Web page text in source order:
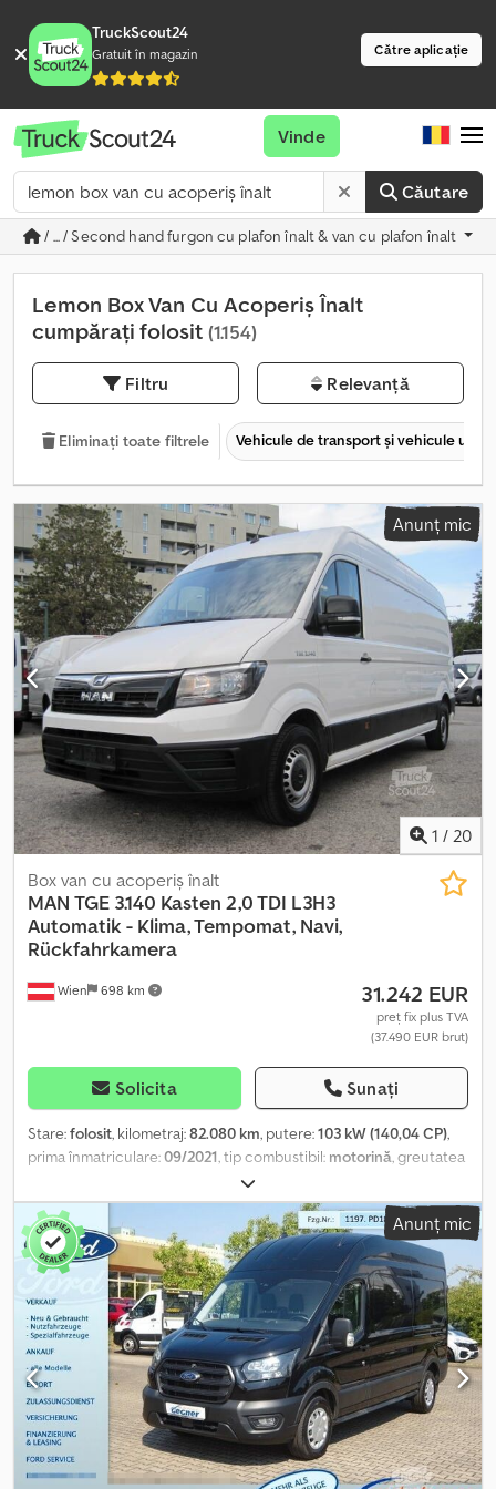
TruckScout24
Gratuit în magazin Către aplicație
Căutare
Vinde
/ ... / Second hand furgon cu plafon înalt & van cu plafon înalt
Lemon Box Van Cu Acoperiș Înalt
cumpărați folosit (1.154)
Filtru Relevanță
Eliminați toate filtrele Vehicule de transport şi vehicule
Anunț mic
1 / 20
Wien 698 km
Box van cu acoperiș înalt
MAN TGE 3.140 Kasten 2,0 TDI L3H3
Automatik - Klima, Tempomat, Navi,
Rückfahrkamera
31.242 EUR
preț fix plus TVA
(37.490 EUR brut)
Solicita Sunați
Stare:folosit, kilometraj:82.080 km, putere:103 kW (140,04 CP),
prima înmatriculare:09/2021, tip combustibil: motorină, greutatea
, greutate totală:
dimensiunea anvelopei:16 zoll, combustibil:motorină, culoare:
alb, tip de angrenaj: automat , clasă de emisii:Euro 6, lungimea
spațiului de încărcare:4.200 mm, lățimea spațiului de încărcare:
1.750 mm
, înălțime spațiu de încărcare: 1.900 mm, greutate
operațională:3.000 kg, Dotări:ABS, aer condiționat, airbag,
computer de bord, controlul tracțiunii, cuplaj remorcă, pilot
automat de viteză, program electronic de stabilitate (ESP),
sistem de imobilizare, sistem de navigație, uşă glisantă,
închidere centralizată, Vehiculul se află într-o stare tehnică și
estetică excelentă. Vehiculele oferite spre vânzare sunt verificate
și reparate în atelierul nostru auto autorizat. Vehicul nefumător
Dotări: Prim proprietar, ABS, ASR, ESP, airbag șofer, a treia lumină
de frână, oglinzi exterioare reglabile electric, geamuri electrice,
Anunț mic